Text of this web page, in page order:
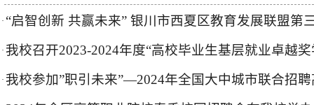
· “启智创新 共赢未来” 银川市西夏区教育发展联盟第
· 我校召开2023-2024年度“高校毕业生基层就业卓越
· 我校参加”职引未来”—2024年全国大中城市联合招